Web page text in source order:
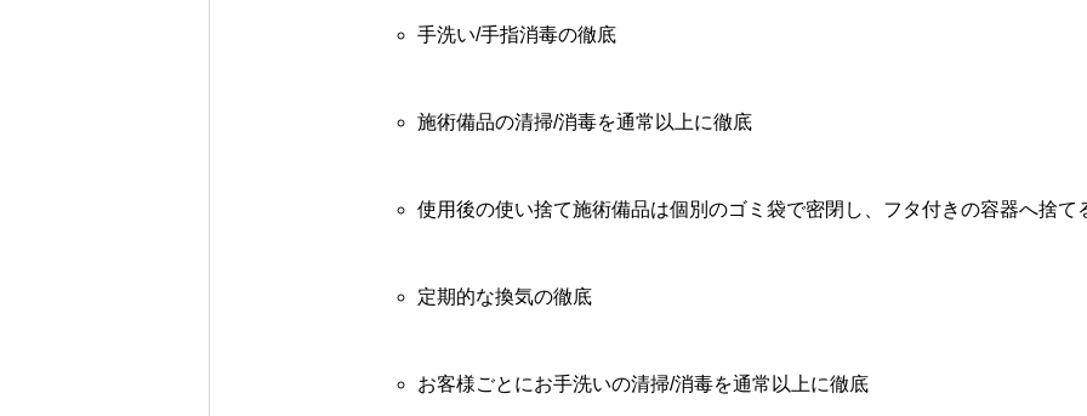
手洗い/手指消毒の徹底
施術備品の清掃/消毒を通常以上に徹底
使用後の使い捨て施術備品は個別のゴミ袋で密閉し、フタ付きの容器へ捨て
定期的な換気の徹底
お客様ごとにお手洗いの清掃/消毒を通常以上に徹底